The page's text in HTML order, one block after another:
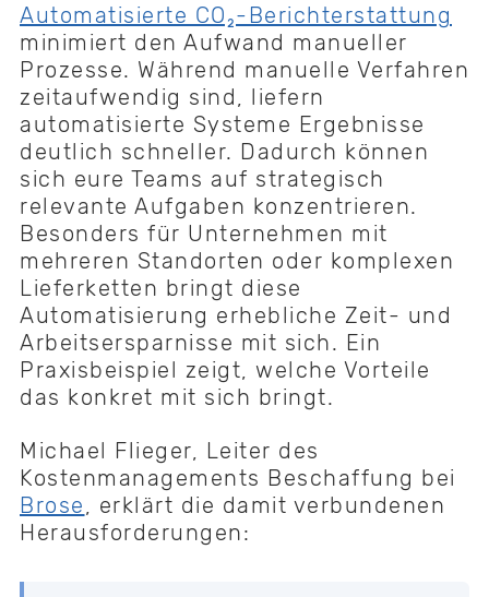
Automatisierte CO₂-Berichterstattung
minimiert den Aufwand manueller
Prozesse. Während manuelle Verfahren
zeitaufwendig sind, liefern
automatisierte Systeme Ergebnisse
deutlich schneller. Dadurch können
sich eure Teams auf strategisch
relevante Aufgaben konzentrieren.
Besonders für Unternehmen mit
mehreren Standorten oder komplexen
Lieferketten bringt diese
Automatisierung erhebliche Zeit- und
Arbeitsersparnisse mit sich. Ein
Praxisbeispiel zeigt, welche Vorteile
das konkret mit sich bringt.
Michael Flieger, Leiter des
Kostenmanagements Beschaffung bei
Brose
, erklärt die damit verbundenen
Herausforderungen: